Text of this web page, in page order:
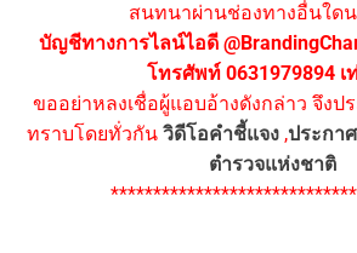
สนทนาผ่านช่องทางอื่นใด
บัญชีทางการไลน์ไอดี
โทรศัพท์ 0631979894 เ
ขออย่าหลงเชื่อผู้แอบอ้างดังกล่าว จึงป
ทราบโดยทั่วกัน วิดีโอคำชี้แจง ,ประกาศ
ตำรวจแห่งชาติ